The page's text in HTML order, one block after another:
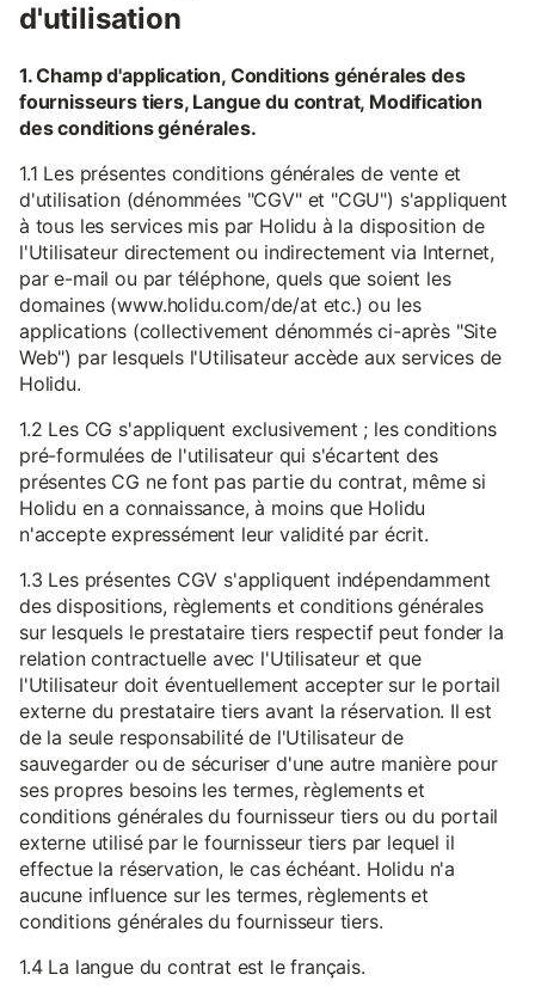
d'utilisation
1. Champ d'application, Conditions générales des
fournisseurs tiers, Langue du contrat, Modification
des conditions générales.
1.1 Les présentes conditions générales de vente et
d'utilisation (dénommées "CGV" et "CGU") s'appliquent
à tous les services mis par Holidu à la disposition de
l'Utilisateur directement ou indirectement via Internet,
par e-mail ou par téléphone, quels que soient les
domaines (www.holidu.com/de/at etc.) ou les
applications (collectivement dénommés ci-après "Site
Web") par lesquels l'Utilisateur accède aux services de
Holidu.
1.2 Les CG s'appliquent exclusivement ; les conditions
pré-formulées de l'utilisateur qui s'écartent des
présentes CG ne font pas partie du contrat, même si
Holidu en a connaissance, à moins que Holidu
n'accepte expressément leur validité par écrit.
1.3 Les présentes CGV s'appliquent indépendamment
des dispositions, règlements et conditions générales
sur lesquels le prestataire tiers respectif peut fonder la
relation contractuelle avec l'Utilisateur et que
l'Utilisateur doit éventuellement accepter sur le portail
externe du prestataire tiers avant la réservation. Il est
de la seule responsabilité de l'Utilisateur de
sauvegarder ou de sécuriser d'une autre manière pour
ses propres besoins les termes, règlements et
conditions générales du fournisseur tiers ou du portail
externe utilisé par le fournisseur tiers par lequel il
effectue la réservation, le cas échéant. Holidu n'a
aucune influence sur les termes, règlements et
conditions générales du fournisseur tiers.
1.4 La langue du contrat est le français.